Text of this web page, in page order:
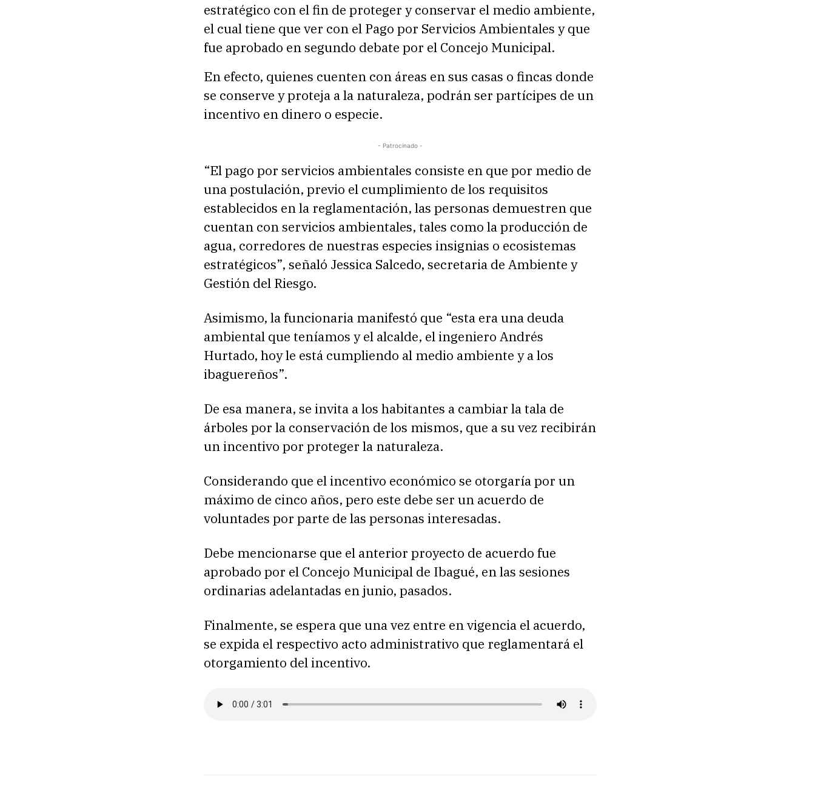
estratégico con el fin de proteger y conservar el medio ambiente,
el cual tiene que ver con el Pago por Servicios Ambientales y que
fue aprobado en segundo debate por el Concejo Municipal.
En efecto, quienes cuenten con áreas en sus casas o fincas donde
se conserve y proteja a la naturaleza, podrán ser partícipes de un
incentivo en dinero o especie.
- Patrocinado -
“El pago por servicios ambientales consiste en que por medio de
una postulación, previo el cumplimiento de los requisitos
establecidos en la reglamentación, las personas demuestren que
cuentan con servicios ambientales, tales como la producción de
agua, corredores de nuestras especies insignias o ecosistemas
estratégicos”, señaló Jessica Salcedo, secretaria de Ambiente y
Gestión del Riesgo.
Asimismo, la funcionaria manifestó que “esta era una deuda
ambiental que teníamos y el alcalde, el ingeniero Andrés
Hurtado, hoy le está cumpliendo al medio ambiente y a los
ibaguereños”.
De esa manera, se invita a los habitantes a cambiar la tala de
árboles por la conservación de los mismos, que a su vez recibirán
un incentivo por proteger la naturaleza.
Considerando que el incentivo económico se otorgaría por un
máximo de cinco años, pero este debe ser un acuerdo de
voluntades por parte de las personas interesadas.
Debe mencionarse que el anterior proyecto de acuerdo fue
aprobado por el Concejo Municipal de Ibagué, en las sesiones
ordinarias adelantadas en junio, pasados.
Finalmente, se espera que una vez entre en vigencia el acuerdo,
se expida el respectivo acto administrativo que reglamentará el
otorgamiento del incentivo.